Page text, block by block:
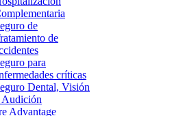
de
de
para
críticas
Dental, Visión
Advantage